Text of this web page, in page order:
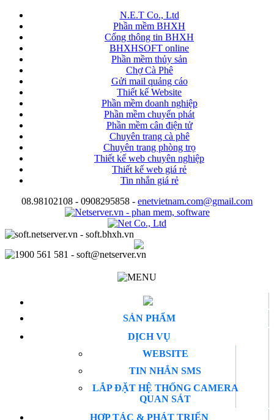
N.E.T Co., Ltd
Phần mềm BHXH
Cổng thông tin BHXH
BHXHSOFT online
Phần mềm thủy sản
Chợ Cà Phê
Gửi mail quảng cáo
Thiết kế Website
Phần mềm doanh nghiệp
Phần mềm chuyển phát
Phần mềm cân điện tử
Chuyên trang cà phê
Chuyên trang phòng trọ
Thiết kế web chuyên nghiệp
Thiết kế web giá rẻ
Tin nhắn giá rẻ
08.98102108 - 0908295858 - enetvietnam.com@gmail.com
SẢN PHẨM
DỊCH VỤ
WEBSITE
TIN NHẮN SMS
LẮP ĐẶT HỆ THỐNG CAMERA
QUAN SÁT
HỢP TÁC & PHÁT TRIỂN